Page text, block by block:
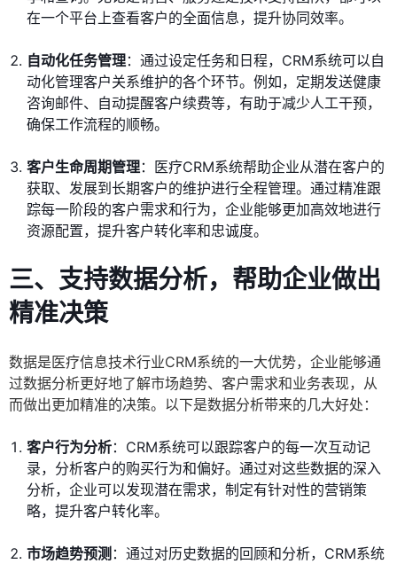
在一个平台上查看客户的全面信息，提升协同效率。
自动化任务管理：通过设定任务和日程，CRM系统可以自
动化管理客户关系维护的各个环节。例如，定期发送健康
咨询邮件、自动提醒客户续费等，有助于减少人工干预，
确保工作流程的顺畅。
客户生命周期管理：医疗CRM系统帮助企业从潜在客户的
获取、发展到长期客户的维护进行全程管理。通过精准跟
踪每一阶段的客户需求和行为，企业能够更加高效地进行
资源配置，提升客户转化率和忠诚度。
三、支持数据分析，帮助企业做出
精准决策
数据是医疗信息技术行业CRM系统的一大优势，企业能够通
过数据分析更好地了解市场趋势、客户需求和业务表现，从
而做出更加精准的决策。以下是数据分析带来的几大好处：
客户行为分析：CRM系统可以跟踪客户的每一次互动记
录，分析客户的购买行为和偏好。通过对这些数据的深入
分析，企业可以发现潜在需求，制定有针对性的营销策
略，提升客户转化率。
市场趋势预测 ：通过对历史数据的回顾和分析，CRM系统